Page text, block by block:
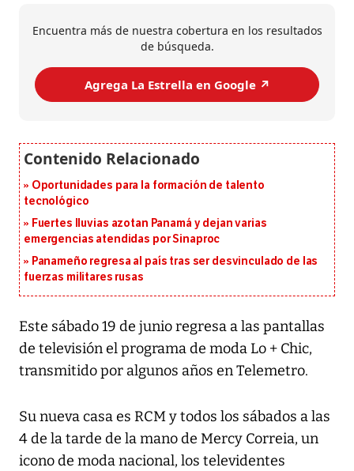
Encuentra más de nuestra cobertura en los resultados
de búsqueda.
Agrega La Estrella en Google ↗️
Oportunidades para la formación de talento
tecnológico
Fuertes lluvias azotan Panamá y dejan varias
emergencias atendidas por Sinaproc
Panameño regresa al país tras ser desvinculado de las
fuerzas militares rusas
Este sábado 19 de junio regresa a las pantallas
de televisión el programa de moda Lo + Chic,
transmitido por algunos años en Telemetro.
Su nueva casa es RCM y todos los sábados a las
4 de la tarde de la mano de Mercy Correia, un
icono de moda nacional, los televidentes